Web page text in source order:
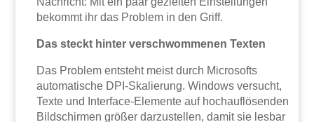
bekommt ihr das Problem in den Griff.
Das steckt hinter verschwommenen Texten
Das Problem entsteht meist durch Microsofts
automatische DPI-Skalierung. Windows versucht,
Texte und Interface-Elemente auf hochauflösenden
Bildschirmen größer darzustellen, damit sie lesbar